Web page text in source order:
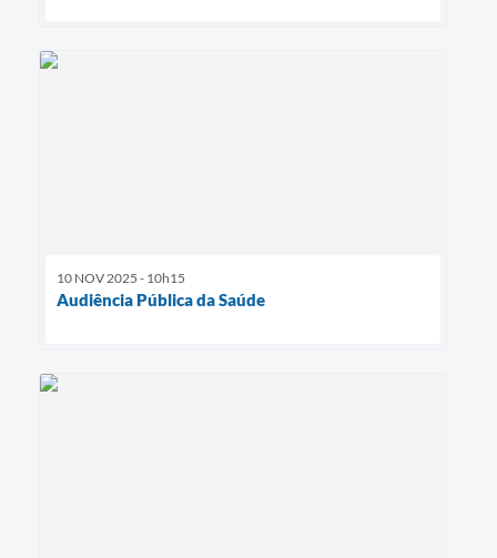
10 NOV 2025 - 10h15
Audiência Pública da Saúde